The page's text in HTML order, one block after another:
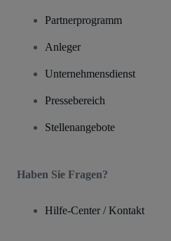
Partnerprogramm
Anleger
Unternehmensdienst
Pressebereich
Stellenangebote
Haben Sie Fragen?
Hilfe-Center / Kontakt